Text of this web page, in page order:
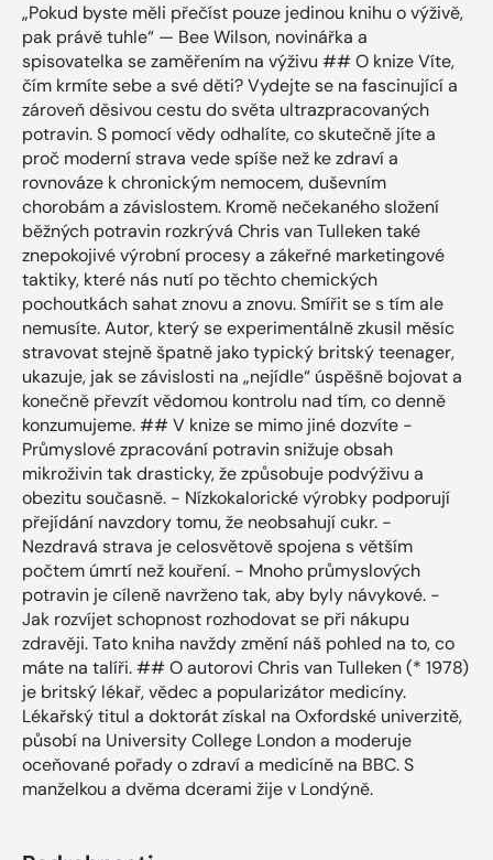
„Pokud byste měli přečíst pouze jedinou knihu o výživě,
pak právě tuhle“ — Bee Wilson, novinářka a
spisovatelka se zaměřením na výživu ## O knize Víte,
čím krmíte sebe a své děti? Vydejte se na fascinující a
zároveň děsivou cestu do světa ultrazpracovaných
potravin. S pomocí vědy odhalíte, co skutečně jíte a
proč moderní strava vede spíše než ke zdraví a
rovnováze k chronickým nemocem, duševním
chorobám a závislostem. Kromě nečekaného složení
běžných potravin rozkrývá Chris van Tulleken také
znepokojivé výrobní procesy a zákeřné marketingové
taktiky, které nás nutí po těchto chemických
pochoutkách sahat znovu a znovu. Smířit se s tím ale
nemusíte. Autor, který se experimentálně zkusil měsíc
stravovat stejně špatně jako typický britský teenager,
ukazuje, jak se závislosti na „nejídle“ úspěšně bojovat a
konečně převzít vědomou kontrolu nad tím, co denně
konzumujeme. ## V knize se mimo jiné dozvíte -
Průmyslové zpracování potravin snižuje obsah
mikroživin tak drasticky, že způsobuje podvýživu a
obezitu současně. - Nízkokalorické výrobky podporují
přejídání navzdory tomu, že neobsahují cukr. -
Nezdravá strava je celosvětově spojena s větším
počtem úmrtí než kouření. - Mnoho průmyslových
potravin je cíleně navrženo tak, aby byly návykové. -
Jak rozvíjet schopnost rozhodovat se při nákupu
zdravěji. Tato kniha navždy změní náš pohled na to, co
máte na talíři. ## O autorovi Chris van Tulleken (* 1978)
je britský lékař, vědec a popularizátor medicíny.
Lékařský titul a doktorát získal na Oxfordské univerzitě,
působí na University College London a moderuje
oceňované pořady o zdraví a medicíně na BBC. S
manželkou a dvěma dcerami žije v Londýně.